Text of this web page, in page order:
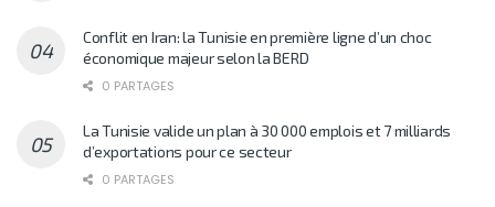
Conflit en Iran: la Tunisie en première ligne d’un choc
économique majeur selon la BERD
0 PARTAGES
La Tunisie valide un plan à 30 000 emplois et 7 milliards
d’exportations pour ce secteur
0 PARTAGES